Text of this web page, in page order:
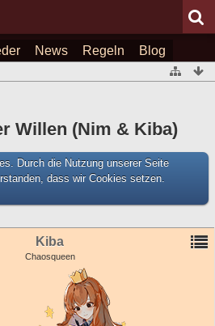
News Regeln Blog
Willen (Nim & Kiba)
Durch die Nutzung unserer Seite
dass wir Cookies setzen.
Kiba
Chaosqueen